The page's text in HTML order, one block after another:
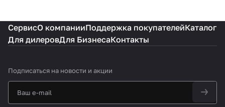
СервисО компанииПоддержка покупателейКаталог
Для дилеровДля БизнесаКонтакты
Подписаться на новости и акции